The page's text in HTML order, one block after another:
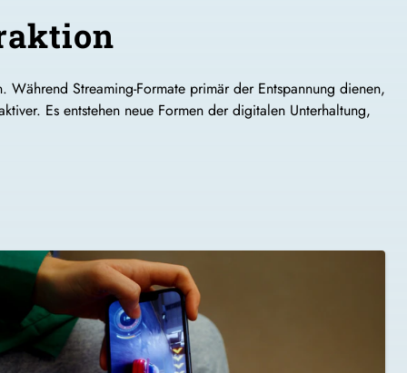
Streaming-Formate primär der Entspannung dienen,
Es entstehen neue Formen der digitalen Unterhaltung,